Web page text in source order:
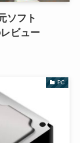
ソフト
ビュー
PC